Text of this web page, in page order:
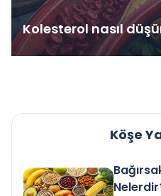
Kolesterol nasıl
Köşe